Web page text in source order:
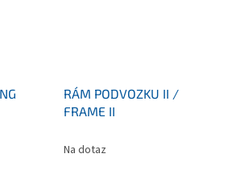
RÁM PODVOZKU II /
FRAME II
Na dotaz